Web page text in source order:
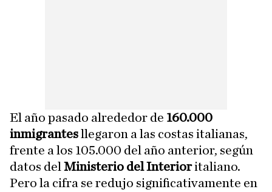
El año pasado alrededor de 160.000
inmigrantesllegaron a las costas italianas,
frente a los 105.000 del año anterior, según
datos del Ministerio del Interioritaliano.
Pero la cifra se redujo significativamente en